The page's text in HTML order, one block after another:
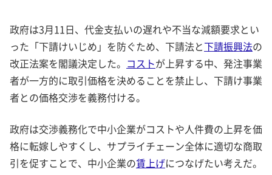
政府は3月11日、代金支払いの遅れや不当な減額要求とい
った「下請けいじめ」を防ぐため、下請法と下請振興法の
改正法案を閣議決定した。 コストが上昇する中、発注事業
者が一方的に取引価格を決めることを禁止し、下請け事業
者との価格交渉を義務付ける。
政府は交渉義務化で中小企業がコストや人件費の上昇を価
格に転嫁しやすくし、サプライチェーン全体に適切な商取
引を促すことで、中小企業の賃上げにつなげたい考えだ。